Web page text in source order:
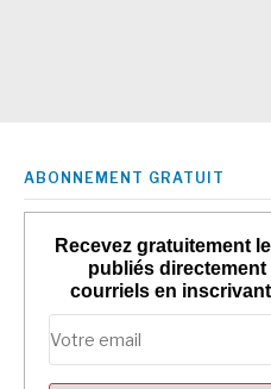
ABONNEMENT GRATUIT
Recevez gratuitement
publiés
courriels en